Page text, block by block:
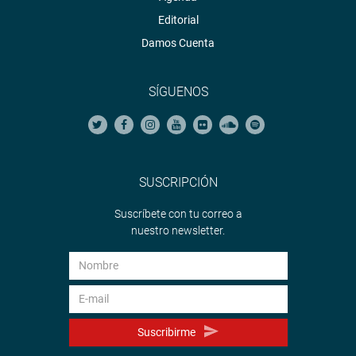
Editorial
Damos Cuenta
SÍGUENOS
SUSCRIPCIÓN
Suscríbete con tu correo a
nuestro newsletter.
Suscribirme